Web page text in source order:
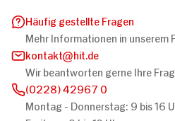
Häufig gestellte Fragen
Mehr Informationen in unserem
kontakt
hit.de
Wir beantworten gerne Ihre
(0228) 42967 0
Montag - Donnerstag: 9 bis 16